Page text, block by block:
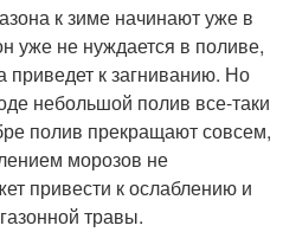
к зиме начинают уже в
уже не нуждается в поливе,
приведет к загниванию. Но
небольшой полив все-таки
полив прекращают совсем,
морозов не
привести к ослаблению и
травы.